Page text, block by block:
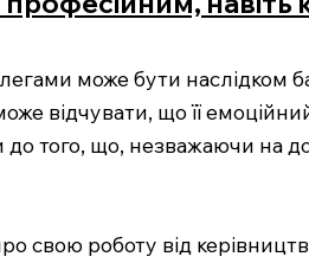
може бути наслідком
відчувати, що її
того, що, незважаючи на
свою роботу від